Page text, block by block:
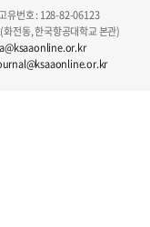
번호 : 128-82-06123
전동, 한국항공대학교 본관)